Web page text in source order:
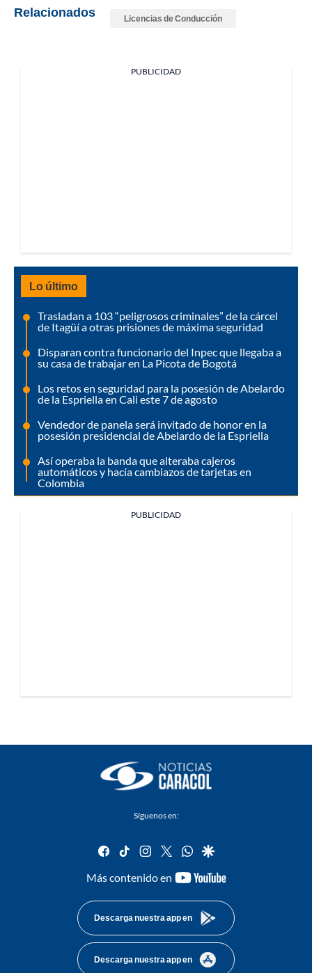
Relacionados Licencias de Conducción
PUBLICIDAD
Lo último
Trasladan a 103 “peligrosos criminales” de la cárcel
de Itagüí a otras prisiones de máxima seguridad
Disparan contra funcionario del Inpec que llegaba a
su casa de trabajar en La Picota de Bogotá
Los retos en seguridad para la posesión de Abelardo
de la Espriella en Cali este 7 de agosto
Vendedor de panela será invitado de honor en la
posesión presidencial de Abelardo de la Espriella
Así operaba la banda que alteraba cajeros
automáticos y hacía cambiazos de tarjetas en
Colombia
PUBLICIDAD
Síguenos en:
facebook
tiktok instagram
twitterwhatsapp
google
Más contenido en
youtube-
Descarga nuestra app en
Descarga nuestra app en